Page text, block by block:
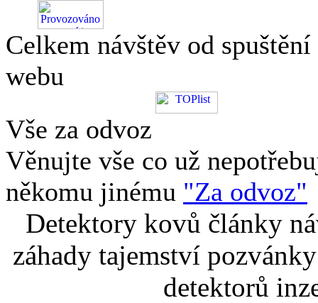
Celkem návštěv od spuštění
webu
Vše za odvoz
Věnujte vše co už
někomu jinému "Za odvoz"
Detektory kovů články
záhady tajemství
detektorů